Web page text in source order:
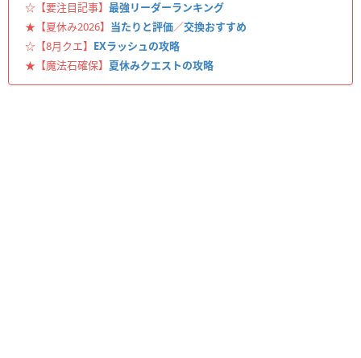
☆【要注目記事】 最強リーダーランキング
★【夏休み2026】 当たりと評価／交換おすすめ
☆【8月クエ】 EXラッシュの攻略
★【魔法石確保】 夏休みクエストの攻略